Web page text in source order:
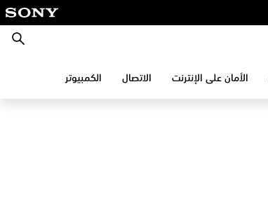
بحث
الأمان على الإنترنت الاتصال الكمبيوتر